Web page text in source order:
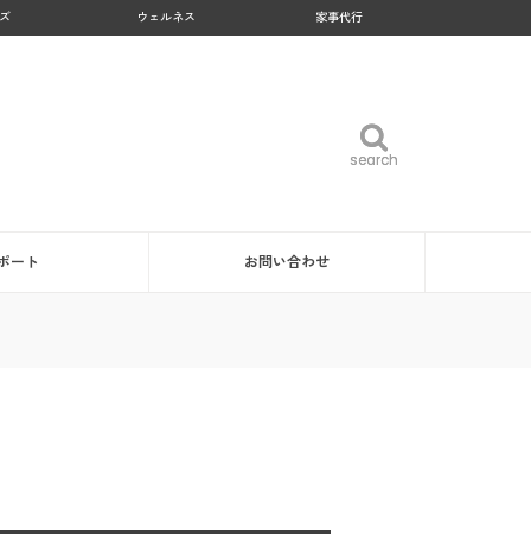
ウェルネス 家事代行
search
search
ート お問い合わせ